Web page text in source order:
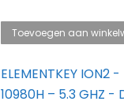
Toevoegen aan
ELEMENTKEY ION2
10980H – 5.3 GHZ -